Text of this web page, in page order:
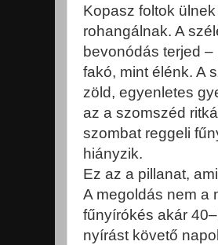
Kopasz foltok
rohangálnak. A
bevonódás terjed
fakó, mint élénk. A
zöld, egyenletes
az a szomszéd
szombat reggeli
hiányzik.
Ez az a pillanat,
A megoldás nem a
fűnyírókés akár
nyírást követő